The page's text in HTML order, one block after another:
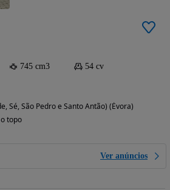
745 cm3
54 cv
Sé, São Pedro e Santo Antão) (Évora)
topo
Ver anúncios